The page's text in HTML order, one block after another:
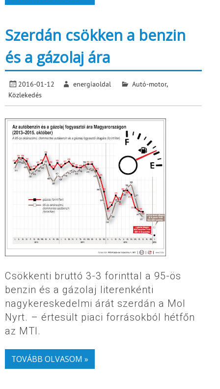
Szerdán csökken a benzin
és a gázolaj ára
2016-01-12 energiaoldal Autó-motor,
Közlekedés
Csökkenti bruttó 3-3 forinttal a 95-ös
benzin és a gázolaj literenkénti
nagykereskedelmi árát szerdán a Mol
Nyrt. – értesült piaci forrásokból hétfőn
az MTI.
TOVÁBB OLVASOM »